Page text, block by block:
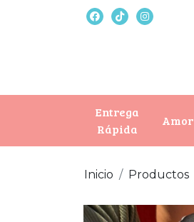
Entrega
Rápida
Amor
Inicio Productos